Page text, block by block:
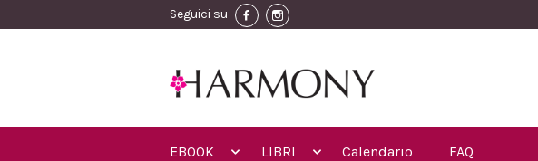
Seguici su
EBOOK LIBRI Calendario FAQ